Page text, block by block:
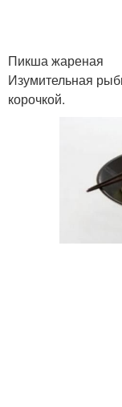
Пикша жареная
Изумительная
корочкой.